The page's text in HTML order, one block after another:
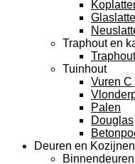
Traphout en
Traphout
Tuinhout
Vuren C
Palen
Douglas
Deuren en Kozijnen
Binnendeuren